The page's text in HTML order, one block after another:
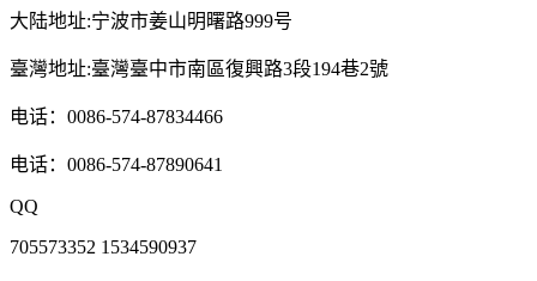
大陆地址:宁波市姜山明曙路999号
臺灣地址:臺灣臺中市南區復興路3段194巷2號
电话：0086-574-87834466
电话：0086-574-87890641
QQ
705573352 1534590937